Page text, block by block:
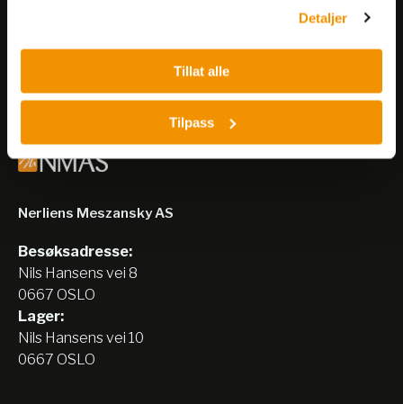
Detaljer
Tillat alle
Tilpass
Nerliens Meszansky AS
Besøksadresse:
Nils Hansens vei 8
0667 OSLO
Lager:
Nils Hansens vei 10
0667 OSLO